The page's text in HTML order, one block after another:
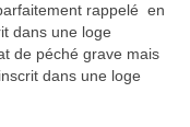
rappelé en
dans une loge
de péché grave mais
dans une loge